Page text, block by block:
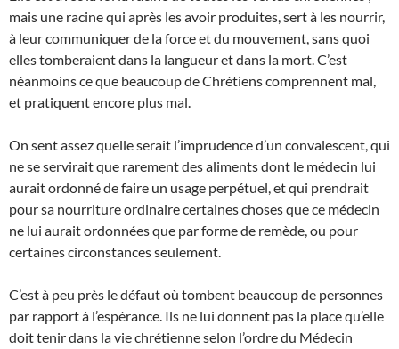
mais une racine qui après les avoir produites, sert à les nourrir,
à leur communiquer de la force et du mouvement, sans quoi
elles tomberaient dans la langueur et dans la mort. C’est
néanmoins ce que beaucoup de Chrétiens comprennent mal,
et pratiquent encore plus mal.
On sent assez quelle serait l’imprudence d’un convalescent, qui
ne se servirait que rarement des aliments dont le médecin lui
aurait ordonné de faire un usage perpétuel, et qui prendrait
pour sa nourriture ordinaire certaines choses que ce médecin
ne lui aurait ordonnées que par forme de remède, ou pour
certaines circonstances seulement.
C’est à peu près le défaut où tombent beaucoup de personnes
par rapport à l’espérance. Ils ne lui donnent pas la place qu’elle
doit tenir dans la vie chrétienne selon l’ordre du Médecin